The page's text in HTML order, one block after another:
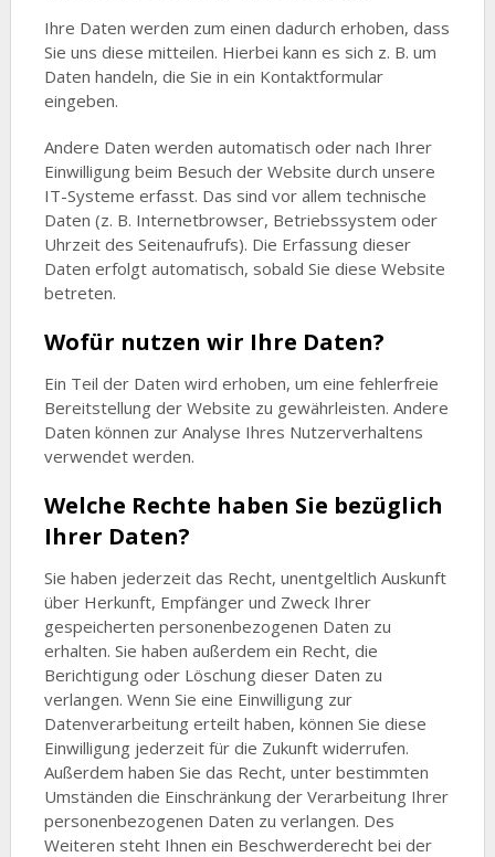
Ihre Daten werden zum einen dadurch erhoben, dass
Sie uns diese mitteilen. Hierbei kann es sich z. B. um
Daten handeln, die Sie in ein Kontaktformular
eingeben.
Andere Daten werden automatisch oder nach Ihrer
Einwilligung beim Besuch der Website durch unsere
IT-Systeme erfasst. Das sind vor allem technische
Daten (z. B. Internetbrowser, Betriebssystem oder
Uhrzeit des Seitenaufrufs). Die Erfassung dieser
Daten erfolgt automatisch, sobald Sie diese Website
betreten.
Wofür nutzen wir Ihre Daten?
Ein Teil der Daten wird erhoben, um eine fehlerfreie
Bereitstellung der Website zu gewährleisten. Andere
Daten können zur Analyse Ihres Nutzerverhaltens
verwendet werden.
Welche Rechte haben Sie bezüglich
Ihrer Daten?
Sie haben jederzeit das Recht, unentgeltlich Auskunft
über Herkunft, Empfänger und Zweck Ihrer
gespeicherten personenbezogenen Daten zu
erhalten. Sie haben außerdem ein Recht, die
Berichtigung oder Löschung dieser Daten zu
verlangen. Wenn Sie eine Einwilligung zur
Datenverarbeitung erteilt haben, können Sie diese
Einwilligung jederzeit für die Zukunft widerrufen.
Außerdem haben Sie das Recht, unter bestimmten
Umständen die Einschränkung der Verarbeitung Ihrer
personenbezogenen Daten zu verlangen. Des
Weiteren steht Ihnen ein Beschwerderecht bei der